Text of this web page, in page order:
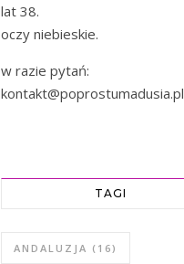
lat 38.
oczy niebieskie.
w razie pytań:
kontakt@poprostumadusia.pl
TAGI
ANDALUZJA (16)